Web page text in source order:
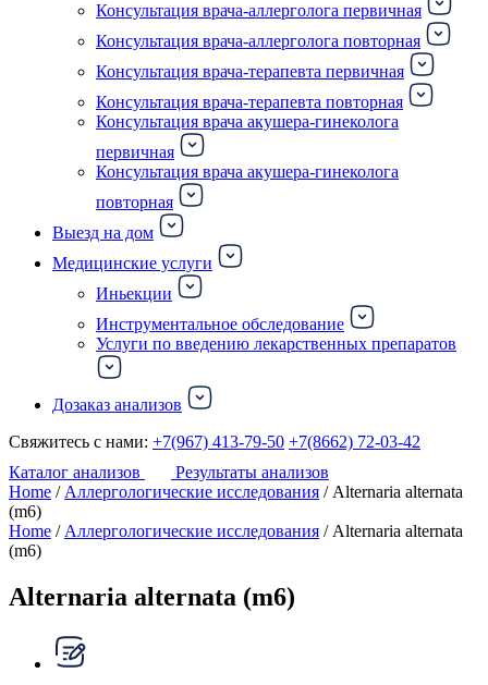
Консультация врача-аллерголога первичная
Консультация врача-аллерголога повторная
Консультация врача-терапевта первичная
Консультация врача-терапевта повторная
Консультация врача акушера-гинеколога
первичная
Консультация врача акушера-гинеколога
повторная
Выезд на дом
Медицинские услуги
Иньекции
Инструментальное обследование
Услуги по введению лекарственных препаратов
Дозаказ анализов
Свяжитесь с нами: +7(967) 413-79-50 +7(8662) 72-03-42
Каталог анализов
Результаты анализов
Home / Аллергологические исследования / Alternaria alternata
(m6)
Home / Аллергологические исследования / Alternaria alternata
(m6)
Alternaria alternata (m6)